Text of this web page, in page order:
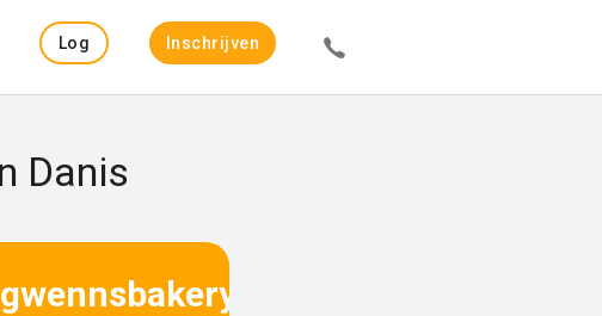
Log
Inschrijven
Danis
gwennsbakery